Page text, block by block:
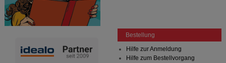
Bestellung
Hilfe zur Anmeldung
Hilfe zum Bestellvorgang